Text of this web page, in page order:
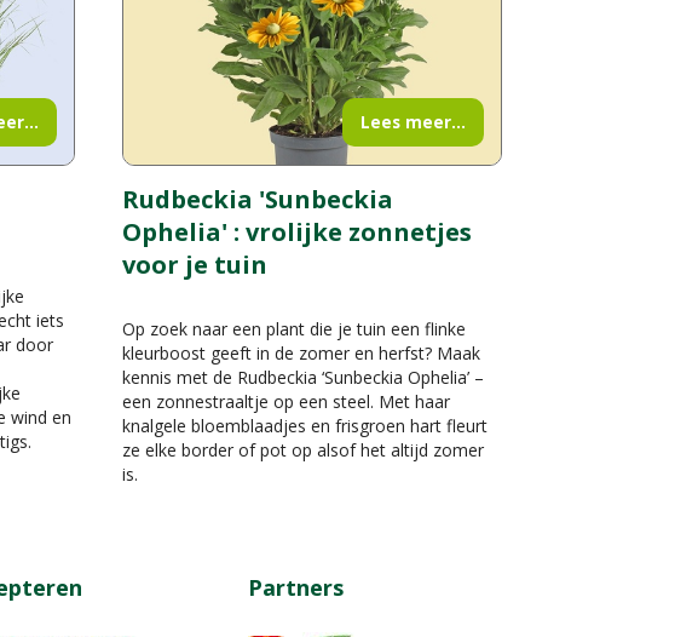
iets
door
wind en
Rudbeckia 'Sunbeckia
Ophelia' : vrolijke zonnetjes
voor je tuin
Op zoek naar een plant die je tuin een flinke
kleurboost geeft in de zomer en herfst? Maak
kennis met de Rudbeckia ‘Sunbeckia Ophelia’ –
een zonnestraaltje op een steel. Met haar
knalgele bloemblaadjes en frisgroen hart fleurt
ze elke border of pot op alsof het altijd zomer
is.
Lees meer...
Partners